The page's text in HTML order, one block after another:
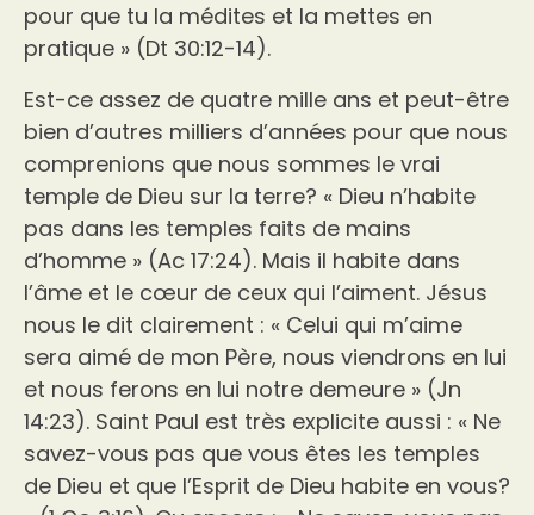
pour que tu la médites et la mettes en
pratique » (Dt 30:12-14).
Est-ce assez de quatre mille ans et peut-être
bien d’autres milliers d’années pour que nous
comprenions que nous sommes le vrai
temple de Dieu sur la terre? « Dieu n’habite
pas dans les temples faits de mains
d’homme » (Ac 17:24). Mais il habite dans
l’âme et le cœur de ceux qui l’aiment. Jésus
nous le dit clairement : « Celui qui m’aime
sera aimé de mon Père, nous viendrons en lui
et nous ferons en lui notre demeure » (Jn
14:23). Saint Paul est très explicite aussi : « Ne
savez-vous pas que vous êtes les temples
de Dieu et que l’Esprit de Dieu habite en vous?